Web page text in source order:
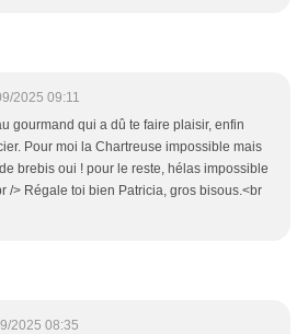
2025 09:11
gourmand qui a dû te faire plaisir, enfin
Pour moi la Chartreuse impossible mais
brebis oui ! pour le reste, hélas impossible
/> Régale toi bien Patricia, gros bisous.<br
2025 08:35